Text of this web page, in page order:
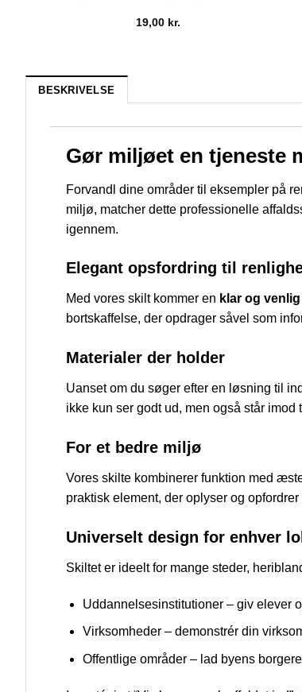
19,00 kr.
BESKRIVELSE
Gør miljøet en tjeneste
Forvandl dine områder til eksempler på
miljø, matcher dette professionelle
igennem.
Elegant opsfordring til
Med vores skilt kommer en klar og
bortskaffelse, der opdrager såvel som
Materialer der holder
Uanset om du søger efter en løsning til
ikke kun ser godt ud, men også står
For et bedre miljø
Vores skilte kombinerer funktion med
praktisk element, der oplyser og
Universelt design for enhver
Skiltet er ideelt for mange steder,
Uddannelsesinstitutioner – giv elever
Virksomheder – demonstrér din
Offentlige områder – lad byens